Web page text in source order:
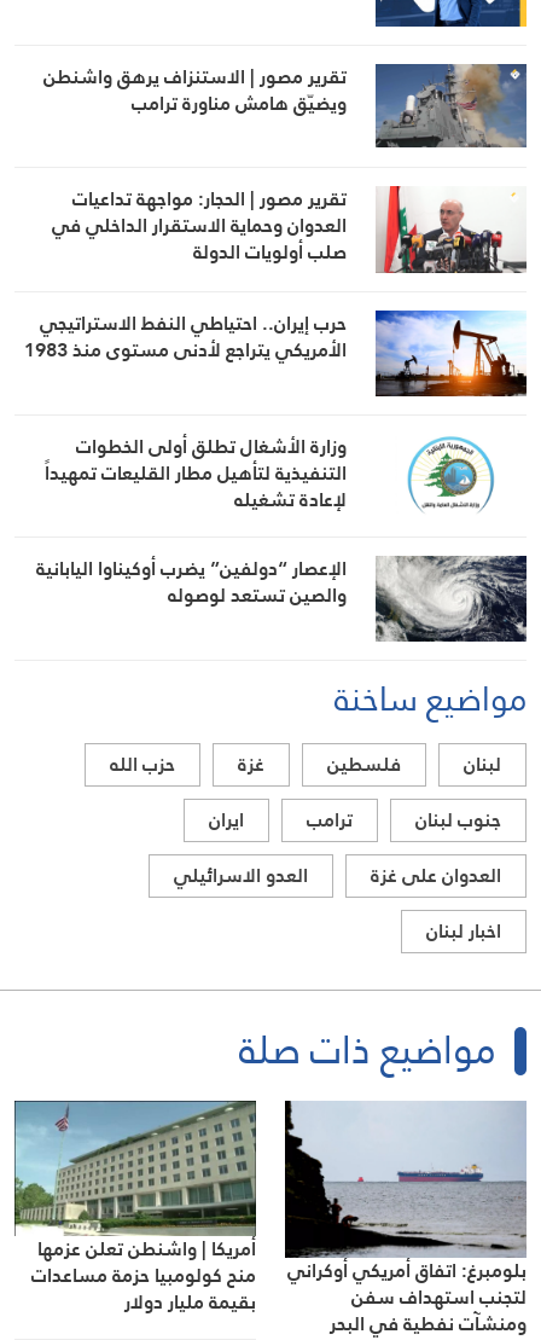
تقرير مصور | الاستنزاف يرهق واشنطن
ويضيّق هامش مناورة ترامب
تقرير مصور | الحجار: مواجهة تداعيات
العدوان وحماية الاستقرار الداخلي في
صلب أولويات الدولة
حرب إيران.. احتياطي النفط الاستراتيجي
الأمريكي يتراجع لأدنى مستوى منذ 1983
وزارة الأشغال تطلق أولى الخطوات
التنفيذية لتأهيل مطار القليعات تمهيداً
لإعادة تشغيله
الإعصار “دولفين” يضرب أوكيناوا اليابانية
والصين تستعد لوصوله
مواضيع ساخنة
لبنان فلسطين غزة
حزب الله
جنوب لبنان
ترامب
ايران
العدوان على غزة
العدو الاسرائيلي
اخبار لبنان
مواضيع ذات صلة
بلومبرغ: اتفاق أمريكي أوكراني
لتجنب استهداف سفن
ومنشآت نفطية في البحر
أمريكا | واشنطن تعلن عزمها
منح كولومبيا حزمة مساعدات
بقيمة مليار دولار